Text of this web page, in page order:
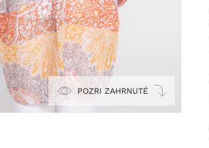
POZRI ZAHRNUTÉ